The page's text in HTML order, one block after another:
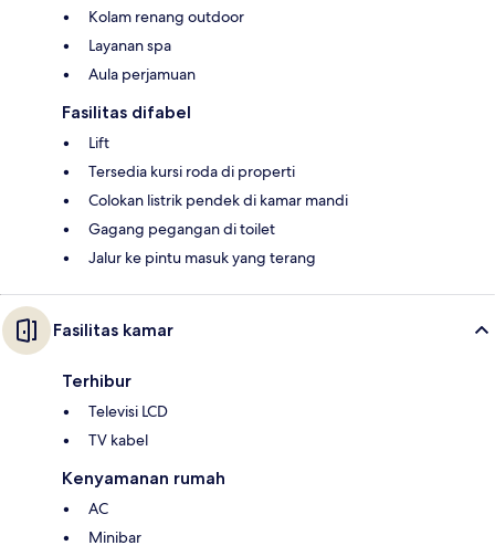
Kolam renang outdoor
Layanan spa
Aula perjamuan
Fasilitas difabel
Lift
Tersedia kursi roda di properti
Colokan listrik pendek di kamar mandi
Gagang pegangan di toilet
Jalur ke pintu masuk yang terang
Fasilitas kamar
Terhibur
Televisi LCD
TV kabel
Kenyamanan rumah
AC
Minibar